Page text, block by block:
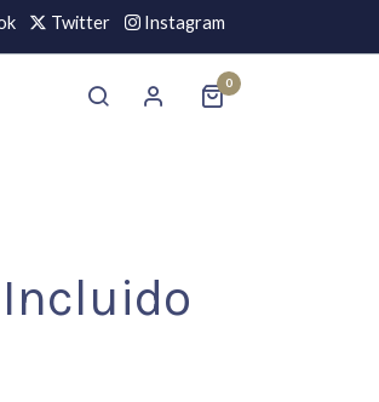
Twitter Instagram
0